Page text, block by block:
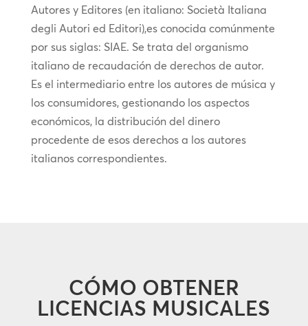
Autores y Editores (en italiano: Società Italiana
degli Autori ed Editori),es conocida comúnmente
por sus siglas: SIAE. Se trata del organismo
italiano de recaudación de derechos de autor.
Es el intermediario entre los autores de música y
los consumidores, gestionando los aspectos
económicos, la distribución del dinero
procedente de esos derechos a los autores
italianos correspondientes.
CÓMO OBTENER
LICENCIAS MUSICALES